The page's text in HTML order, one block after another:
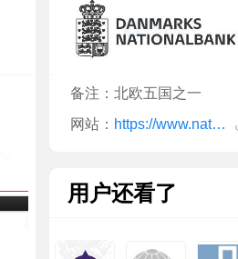
备注：北欧五国之一
网站：
https://www.nationalbanken.dk/en/Pages/default.aspx
用户还看了